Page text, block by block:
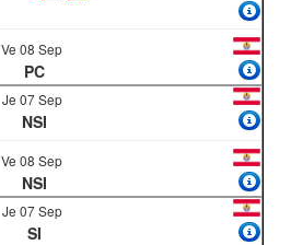
Ve 08 Sep
PC
Je 07 Sep
NSI
Ve 08 Sep
NSI
Je 07 Sep
SI